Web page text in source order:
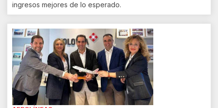
ingresos mejores de lo esperado.